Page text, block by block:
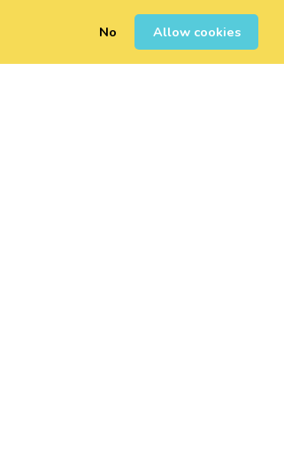
No Allow cookies
Erregistratu 0